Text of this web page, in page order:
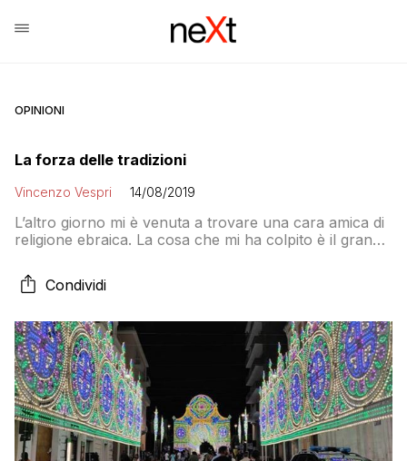
OPINIONI
La forza delle tradizioni
Vincenzo Vespri 14/08/2019
L’altro giorno mi è venuta a trovare una cara amica di
religione ebraica. La cosa che mi ha colpito è il grande
riposo del sabato e il non poter mangiare carne di
maiale, non possono mangiare molluschi e crostacei,
Condividi